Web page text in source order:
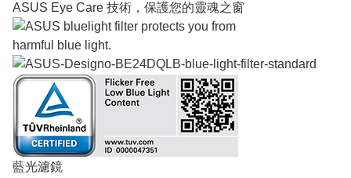
ASUS Eye Care 技術，保護您的靈魂之窗
藍光濾鏡